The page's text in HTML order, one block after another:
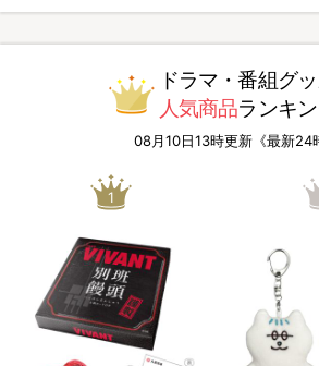
ドラマ・番組グ
人気商品ランキ
08月10日13時更新《最新24
1